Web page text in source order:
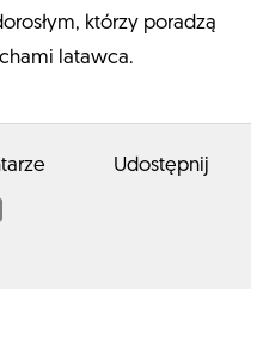
którzy poradzą
latawca.
Udostępnij